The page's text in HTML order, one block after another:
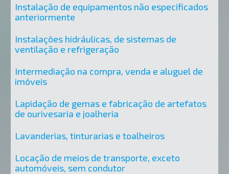
Instalação de equipamentos não especificados
anteriormente
Instalações hidráulicas, de sistemas de
ventilação e refrigeração
Intermediação na compra, venda e aluguel de
imóveis
Lapidação de gemas e fabricação de artefatos
de ourivesaria e joalheria
Lavanderias, tinturarias e toalheiros
Locação de meios de transporte, exceto
automóveis, sem condutor